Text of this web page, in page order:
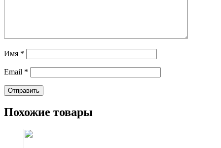
Имя *
Email *
Похожие товары